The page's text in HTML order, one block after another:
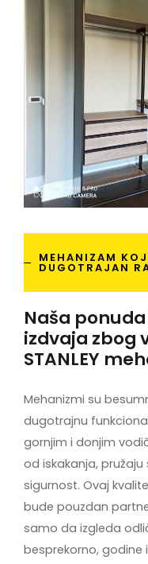
MEHANIZAM
DUGOTRAJAN
Naša
izdvaja zbog
STANLEY
Mehanizmi su
dugotrajnu
gornjim i donjim
od iskakanja,
sigurnost. Ovaj
bude pouzdan
samo da izgleda
besprekorno, godine